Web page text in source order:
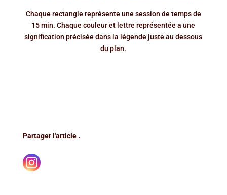
Chaque rectangle représente une session de temps de
15 min. Chaque couleur et lettre représentée a une
signification précisée dans la légende juste au dessous
du plan.
Partager l'article .